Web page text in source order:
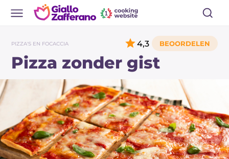
PIZZA'S EN FOCACCIA
Pizza zonder gist
4,3